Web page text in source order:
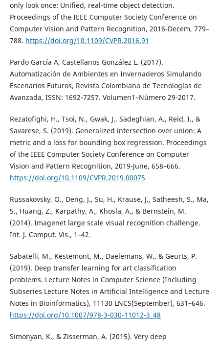
only look once: Unified, real-time object detection.
Proceedings of the IEEE Computer Society Conference on
Computer Vision and Pattern Recognition, 2016-Decem, 779–
788. https://doi.org/10.1109/CVPR.2016.91
Pardo García A, Castellanos González L. (2017).
Automatización de Ambientes en Invernaderos Simulando
Escenarios Futuros, Revista Colombiana de Tecnologías de
Avanzada, ISSN: 1692-7257. Volumen1–Número 29-2017.
Rezatofighi, H., Tsoi, N., Gwak, J., Sadeghian, A., Reid, I., &
Savarese, S. (2019). Generalized intersection over union: A
metric and a loss for bounding box regression. Proceedings
of the IEEE Computer Society Conference on Computer
Vision and Pattern Recognition, 2019-June, 658–666.
https://doi.org/10.1109/CVPR.2019.00075
Russakovsky, O., Deng, J., Su, H., Krause, J., Satheesh, S., Ma,
S., Huang, Z., Karpathy, A., Khosla, A., & Bernstein, M.
(2014). Imagenet large scale visual recognition challenge.
Int. J. Comput. Vis., 1–42.
Sabatelli, M., Kestemont, M., Daelemans, W., & Geurts, P.
(2019). Deep transfer learning for art classification
problems. Lecture Notes in Computer Science (Including
Subseries Lecture Notes in Artificial Intelligence and Lecture
Notes in Bioinformatics), 11130 LNCS(September), 631–646.
https://doi.org/10.1007/978-3-030-11012-3_48
Simonyan, K., & Zisserman, A. (2015). Very deep